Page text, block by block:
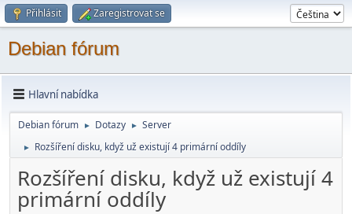
Přihlásit Zaregistrovat se
Debian fórum
Hlavní nabídka
Debian fórum ► Dotazy ► Server
► Rozšíření disku, když už existují 4 primární oddíly
Rozšíření disku, když už existují 4
primární oddíly